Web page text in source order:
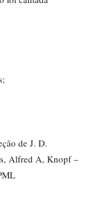
de J. D.
Alfred A, Knopf –